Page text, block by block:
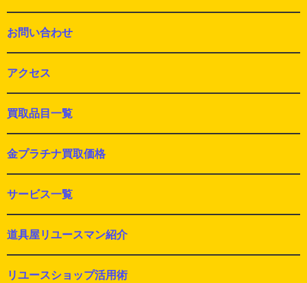
お問い合わせ
アクセス
買取品目一覧
金プラチナ買取価格
サービス一覧
道具屋リユースマン紹介
リユースショップ活用術